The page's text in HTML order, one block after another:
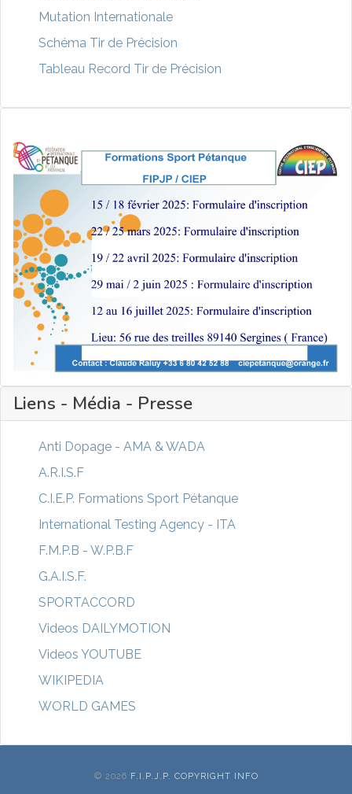
Mutation Internationale
Schéma Tir de Précision
Tableau Record Tir de Précision
Liens - Média - Presse
Anti Dopage - AMA & WADA
A.R.I.S.F
C.I.E.P. Formations Sport Pétanque
International Testing Agency - ITA
F.M.P.B - W.P.B.F
G.A.I.S.F.
SPORTACCORD
Videos DAILYMOTION
Videos YOUTUBE
WIKIPEDIA
WORLD GAMES
© 2026 F.I.P.J.P. COPYRIGHT INFO